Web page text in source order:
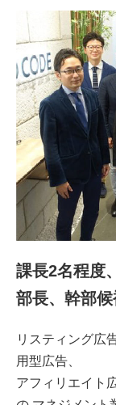
課長2名程度
部長、幹部
リスティング広
用型広告、
アフィリエイト